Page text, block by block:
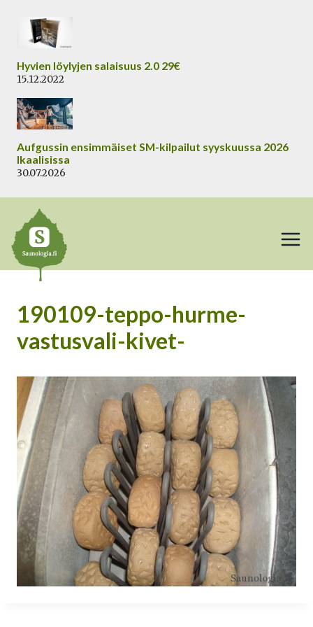
sisältöön
Hyvien löylyjen salaisuus 2.0 29€
15.12.2022
Aufgussin ensimmäiset SM-kilpailut syyskuussa 2026
Ikaalisissa
30.07.2026
190109-teppo-hurme-
vastusvali-kivet-